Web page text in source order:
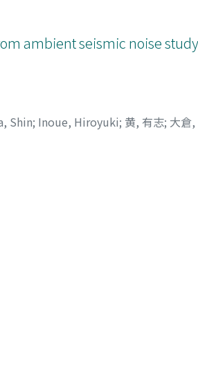
ambient seismic noise
Shin; Inoue, Hiroyuki; 黄, 有志; 大倉